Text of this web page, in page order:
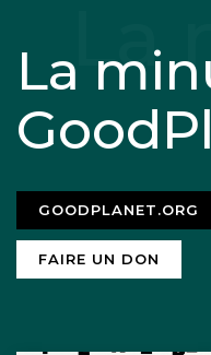
La
GOODPLANET.ORG
FAIRE UN DON